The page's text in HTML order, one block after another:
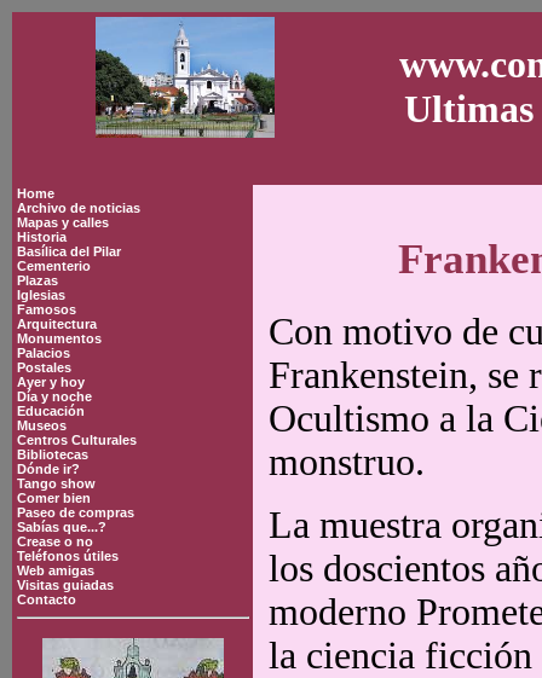
Ultimas
Home
Archivo de noticias
Mapas y calles
Historia
Basílica del Pilar
Cementerio
Plazas
Iglesias
Famosos
Arquitectura
Monumentos
Palacios
Postales
Ayer y hoy
Día y noche
Educación
Museos
Centros Culturales
Bibliotecas
Dónde ir?
Tango show
Comer bien
Paseo de compras
Sabías que...?
Crease o no
Teléfonos útiles
Web amigas
Visitas guiadas
Contacto
Con motivo de
Frankenstein, se
Ocultismo a la
monstruo.
La muestra
los doscientos
moderno
la ciencia ficción